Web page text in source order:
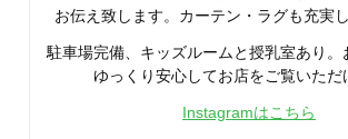
お伝え致します。カーテン・ラグも充実
駐車場完備、キッズルームと授乳室あり。
ゆっくり安心してお店をご覧いただ
Instagramはこちら